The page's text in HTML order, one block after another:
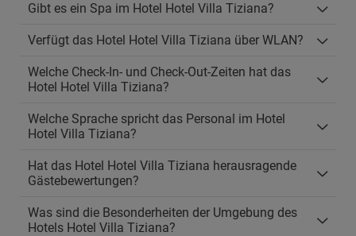
Gibt es ein Spa im Hotel Hotel Villa Tiziana?
Verfügt das Hotel Hotel Villa Tiziana über WLAN?
Welche Check-In- und Check-Out-Zeiten hat das
Hotel Hotel Villa Tiziana?
Welche Sprache spricht das Personal im Hotel
Hotel Villa Tiziana?
Hat das Hotel Hotel Villa Tiziana herausragende
Gästebewertungen?
Was sind die Besonderheiten der Umgebung des
Hotels Hotel Villa Tiziana?